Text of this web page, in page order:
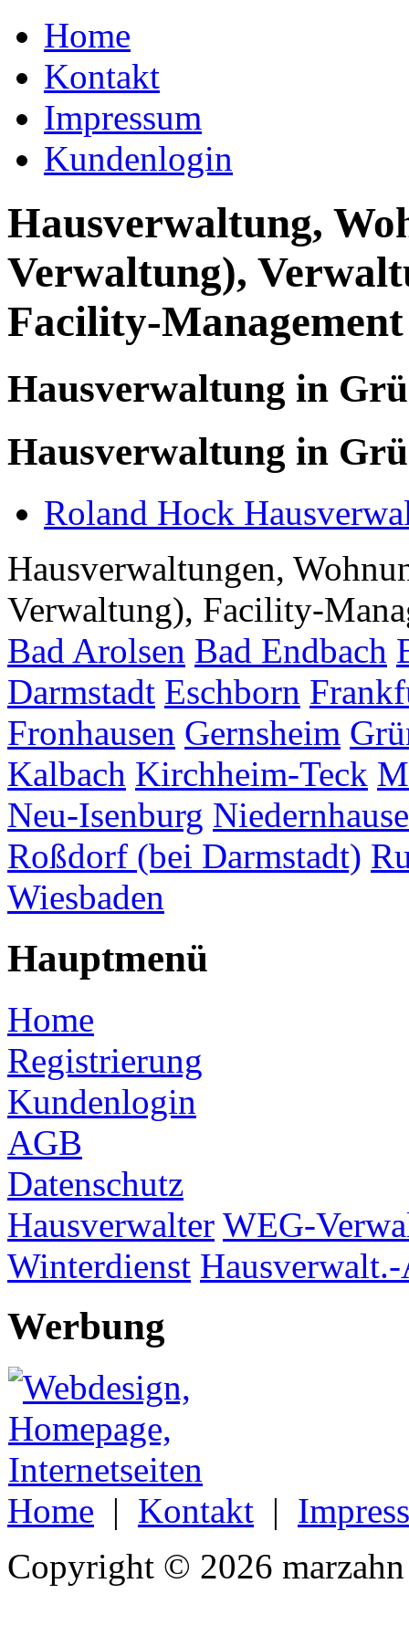
Home
Kontakt
Impressum
Kundenlogin
Hausverwaltung,
Verwaltung),
Facility-Management
Hausverwaltung in
Hausverwaltung in
Roland Hock
Hausverwaltungen,
Verwaltung), Facility-
Bad Arolsen Bad Endbach
Darmstadt Eschborn
Fronhausen Gernsheim
Kalbach Kirchheim-Teck
Neu-Isenburg
Roßdorf (bei Darmstadt)
Wiesbaden
Hauptmenü
Home
Registrierung
Kundenlogin
AGB
Datenschutz
Hausverwalter WEG-
Winterdienst
Werbung
Home | Kontakt |
Copyright © 2026